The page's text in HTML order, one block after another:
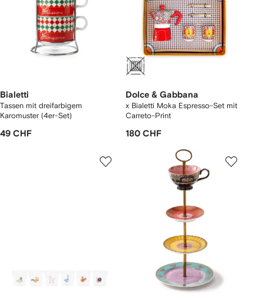
Bialetti
Tassen mit dreifarbigem
Karomuster (4er-Set)
49 CHF
Dolce & Gabbana
x Bialetti Moka Espresso-Set mit
Carreto-Print
180 CHF